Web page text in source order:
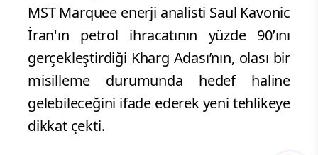
MST Marquee enerji analisti Saul Kavonic
İran'ın petrol ihracatının yüzde 90’ını
gerçekleştirdiği Kharg Adası’nın, olası bir
misilleme durumunda hedef haline
gelebileceğini ifade ederek yeni tehlikeye
dikkat çekti.